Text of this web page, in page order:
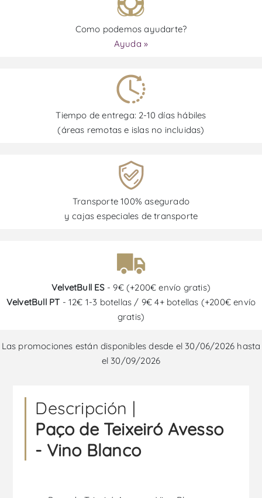
Como podemos ayudarte?
Ayuda »
Tiempo de entrega: 2-10 días hábiles
(áreas remotas e islas no incluidas)
Transporte 100% asegurado
y cajas especiales de transporte
VelvetBull ES- 9€ (+200€ envío gratis)
VelvetBull PT - 12€ 1-3 botellas / 9€ 4+ botellas (+200€ envío
gratis)
Las promociones están disponibles desde el 30/06/2026 hasta
el 30/09/2026
Descripción |
Paço de Teixeiró Avesso
- Vino Blanco